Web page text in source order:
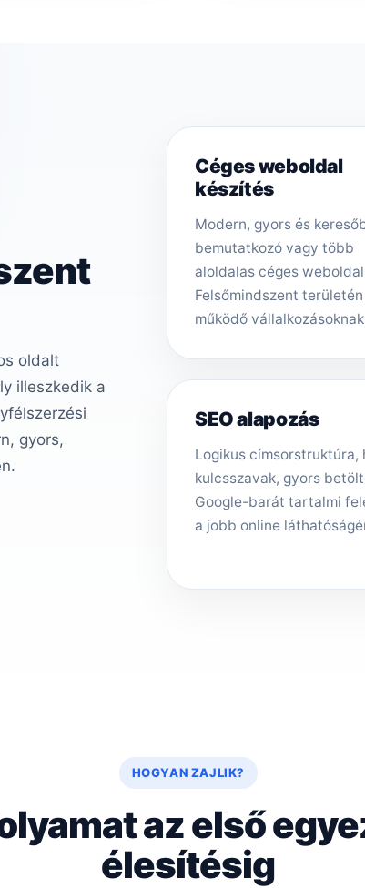
oldalt
illeszkedik a
gyors,
Céges weboldal
készítés
Modern, gyors és
bemutatkozó vagy több
aloldalas céges weboldal
Felsőmindszent területén
működő
SEO alapozás
Logikus címsorstruktúra,
kulcsszavak, gyors
Google-barát tartalmi
a jobb online
HOGYAN ZAJLIK?
az első
élesítésig